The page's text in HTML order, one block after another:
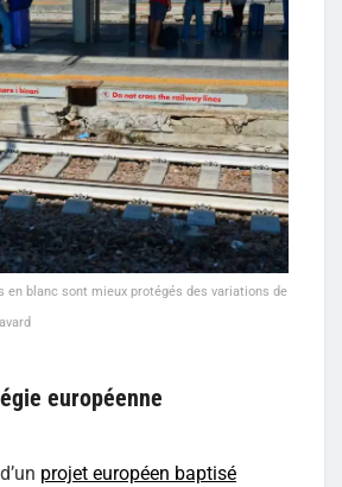
en blanc sont mieux protégés des variations de
européenne
projet européen baptisé